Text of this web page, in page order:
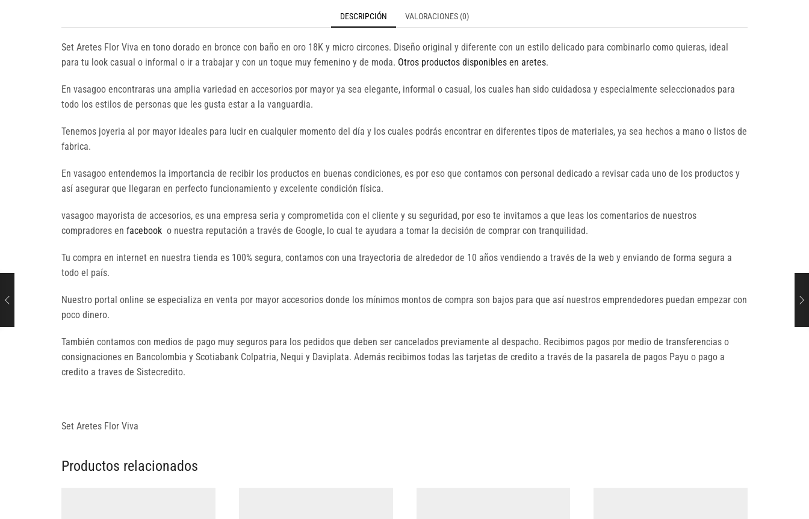
DESCRIPCIÓN VALORACIONES (0)
Set Aretes Flor Viva en tono dorado en bronce con baño en oro 18K y micro circones. Diseño original y diferente con un estilo delicado para combinarlo como quieras, ideal
para tu look casual o informal o ir a trabajar y con un toque muy femenino y de moda. Otros productos disponibles en aretes.
En vasagoo encontraras una amplia variedad en accesorios por mayor ya sea elegante, informal o casual, los cuales han sido cuidadosa y especialmente seleccionados para
todo los estilos de personas que les gusta estar a la vanguardia.
Tenemos joyeria al por mayor ideales para lucir en cualquier momento del día y los cuales podrás encontrar en diferentes tipos de materiales, ya sea hechos a mano o listos de
fabrica.
En vasagoo entendemos la importancia de recibir los productos en buenas condiciones, es por eso que contamos con personal dedicado a revisar cada uno de los productos y
así asegurar que llegaran en perfecto funcionamiento y excelente condición física.
vasagoo mayorista de accesorios, es una empresa seria y comprometida con el cliente y su seguridad, por eso te invitamos a que leas los comentarios de nuestros
compradores en facebook o nuestra reputación a través de Google, lo cual te ayudara a tomar la decisión de comprar con tranquilidad.
Tu compra en internet en nuestra tienda es 100% segura, contamos con una trayectoria de alrededor de 10 años vendiendo a través de la web y enviando de forma segura a
todo el país.
Nuestro portal online se especializa en venta por mayor accesorios donde los mínimos montos de compra son bajos para que así nuestros emprendedores puedan empezar con
poco dinero.
También contamos con medios de pago muy seguros para los pedidos que deben ser cancelados previamente al despacho. Recibimos pagos por medio de transferencias o
consignaciones en Bancolombia y Scotiabank Colpatria, Nequi y Daviplata. Además recibimos todas las tarjetas de credito a través de la pasarela de pagos Payu o pago a
credito a traves de Sistecredito.
Set Aretes Flor Viva
Productos relacionados